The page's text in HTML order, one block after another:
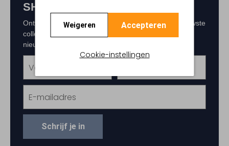
Weigeren Accepteren
Cookie-instellingen
SHOPTEGOED
Ontvang als eerste exclusieve updates over de nieuwste
collecties, acties en events. Schrijf je in voor de
nieuwsbrief en maak kans op € 150,- shoptegoed.
Schrijf je in